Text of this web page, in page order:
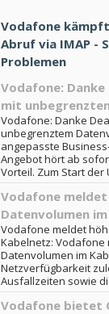
Vodafone
Abruf via IMAP -
Problemen
Vodafone:
mit
Vodafone: Danke
unbegrenztem
angepasste
Angebot hört ab
Vorteil. Zum Start der
Vodafone
Datenvolumen
Vodafone meldet
Kabelnetz:
Datenvolumen im
Netzverfügbarkeit
Ausfallzeiten sowie
Vodafone bietet